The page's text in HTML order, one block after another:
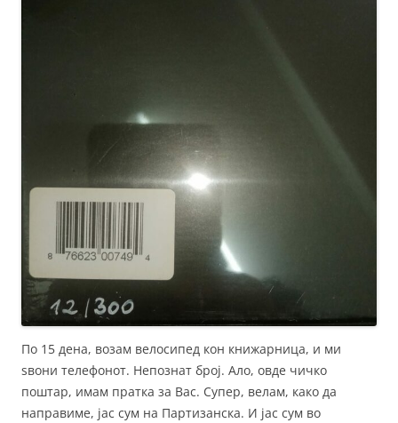
По 15 дена, возам велосипед кон книжарница, и ми
ѕвони телефонот. Непознат број. Ало, овде чичко
поштар, имам пратка за Вас. Супер, велам, како да
направиме, јас сум на Партизанска. И јас сум во